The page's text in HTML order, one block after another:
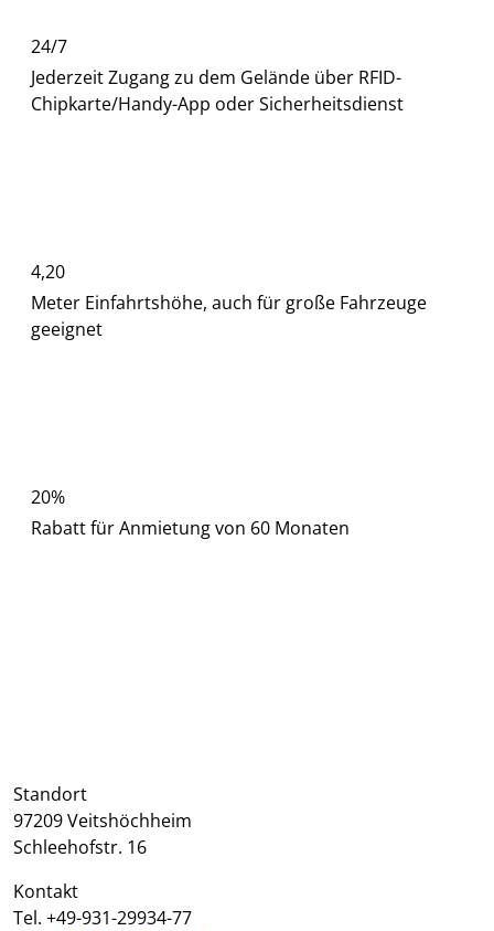
24/7
JederzeitZugangzu dem Gelände über RFID-
Chipkarte/Handy-App oder Sicherheitsdienst
4,20
Meter Einfahrtshöhe, auch für große Fahrzeuge
geeignet
20%
Rabattfür Anmietung von 60 Monaten
Standort
97209 Veitshöchheim
Schleehofstr. 16
Kontakt
Tel. +49-931-29934-77